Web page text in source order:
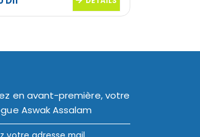
en avant-première, votre
Aswak Assalam